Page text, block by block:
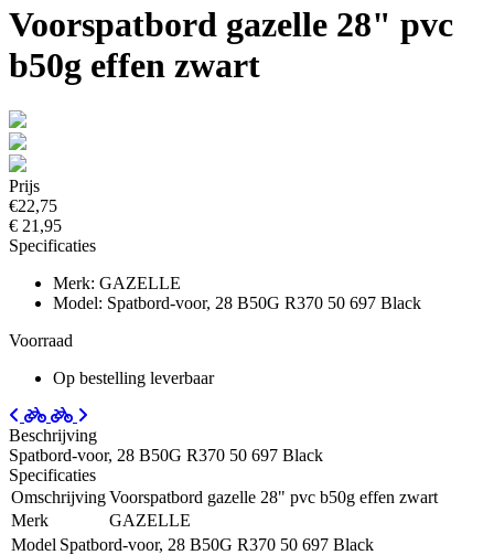
Voorspatbord gazelle 28" pvc
b50g effen zwart
Prijs
€22,75
€ 21,95
Specificaties
Merk: GAZELLE
Model: Spatbord-voor, 28 B50G R370 50 697 Black
Voorraad
Op bestelling leverbaar
Beschrijving
Spatbord-voor, 28 B50G R370 50 697 Black
Specificaties
OmschrijvingVoorspatbord gazelle 28" pvc b50g effen zwart
Merk
GAZELLE
Model Spatbord-voor, 28 B50G R370 50 697 Black